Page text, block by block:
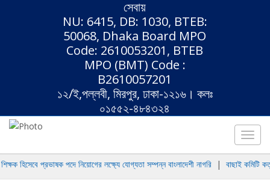
সেবায়
NU: 6415, DB: 1030, BTEB:
50068, Dhaka Board MPO
Code: 2610053201, BTEB
MPO (BMT) Code :
B2610057201
১২/ই,পল্লবী, মিরপুর, ঢাকা-১২১৬। কলঃ
০১৫৫২-৪৮৪৩২৪
হিসেবে প্রভাষক পদে নিয়োগের লক্ষ্যে যোগ্যতা সম্পন্ন বাংলাদেশী নাগরি| বাছাই কমিটি